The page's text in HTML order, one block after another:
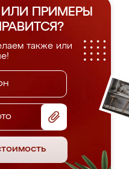
ПРИМЕРЫ
также или